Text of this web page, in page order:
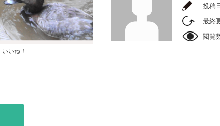
いいね！
投稿
最終
閲覧